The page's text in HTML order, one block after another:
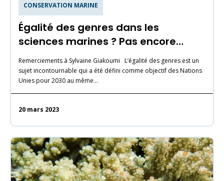
CONSERVATION MARINE
Égalité des genres dans les
sciences marines ? Pas encore…
Remerciements à Sylvaine Giakoumi L’égalité des genres est un
sujet incontournable qui a été défini comme objectif des Nations
Unies pour 2030 au même…
20 mars 2023